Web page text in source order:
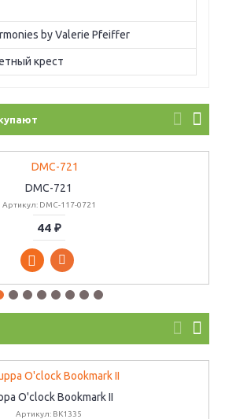
by Valerie Pfeiffer
крест
DMC-721
Артикул: DMC-117-0721
44 ₽
O'clock Bookmark II
Артикул: BK1335